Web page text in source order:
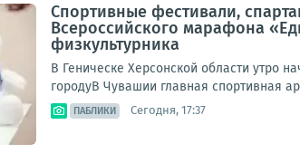
Спортивные фестивали,
Всероссийского марафона
физкультурника
В Геническе Херсонской области утро
городуВ Чувашии главная спортивная
ПАБЛИКИ Сегодня, 17:37